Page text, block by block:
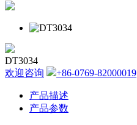
DT3034
欢迎咨询
+86-0769-82000019
产品描述
产品参数